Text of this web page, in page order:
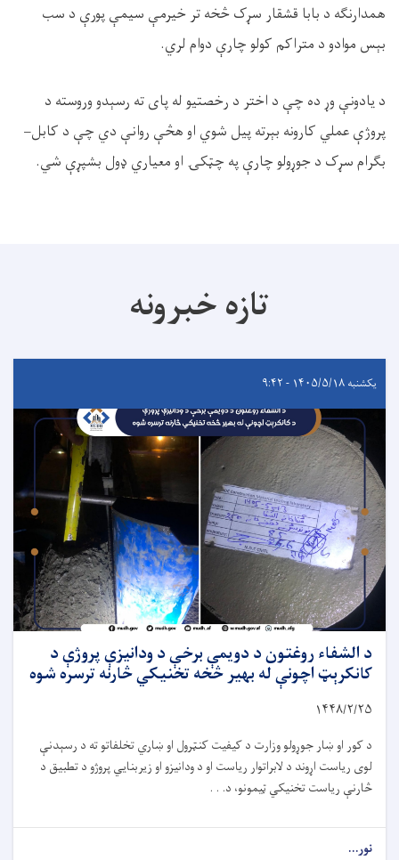
همدارنګه د بابا قشقار سړک څخه تر خیرمې سیمې پورې د سب
بېس موادو د متراکم کولو چارې دوام لري.
د یادونې وړ ده چې د اختر د رخصتیو له پای ته رسېدو وروسته د
پروژې عملي کارونه بېرته پیل شوي او هڅې روانې دي چې د کابل–
بګرام سړک د جوړولو چارې په چټکۍ او معیاري ډول بشپړې شي.
تازه خبرونه
یکشنبه ۱۴۰۵/۵/۱۸ - ۹:۴۲
د الشفاء روغتون د دویمې برخې د ودانیزې پروژې د
کانکرېټ اچونې له بهیر څخه تخنیکي څارنه ترسره شوه
۱۴۴۸/۲/۲۵
د کور او ښار جوړولو وزارت د کیفیت کنټرول او ښاري تخلفاتو ته د رسېدنې
لوی ریاست اړوند د لابراتوار ریاست او د ودانیزو او زیربنایي پروژو د تطبیق د
څارنې ریاست تخنیکي ټیمونو، د. . .
نور...